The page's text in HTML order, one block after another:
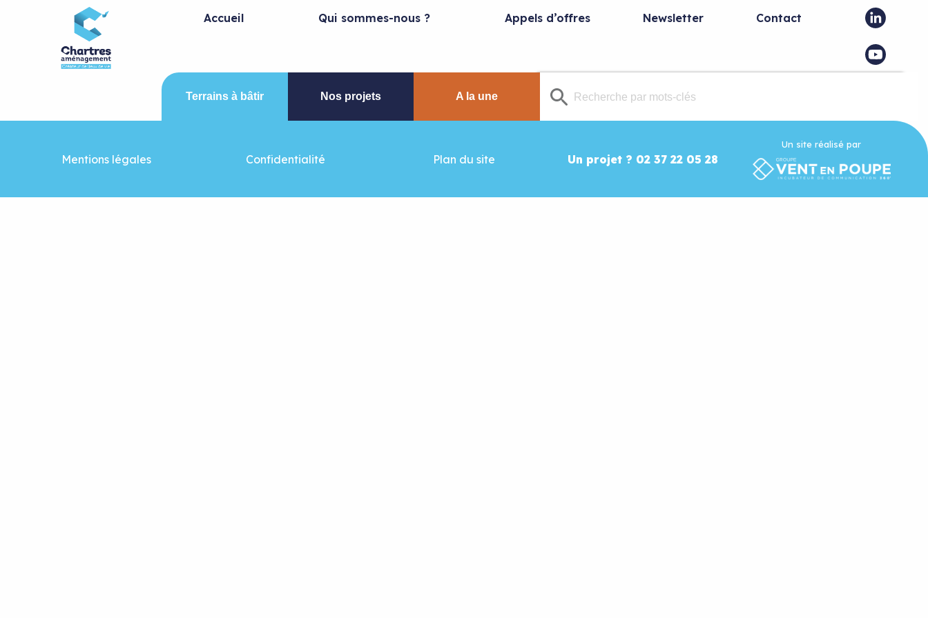
Accueil Qui sommes-nous ? Appels d’offres Newsletter Contact
Terrains à bâtir Nos projets A la une
Mentions légales Confidentialité Plan du site Un projet ? 02 37 22 05 28
Un site réalisé par
Panneau de gestion des cookies